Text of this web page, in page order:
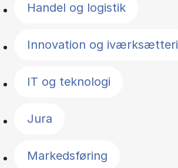
Handel og logistik
Innovation og iværksætteri
IT og teknologi
Jura
Markedsføring